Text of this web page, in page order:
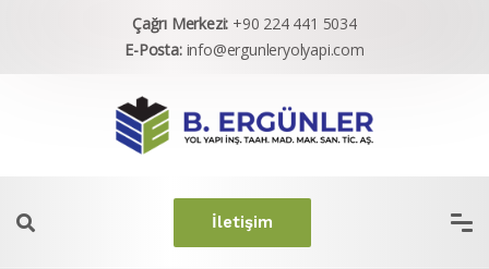
Çağrı Merkezi: +90 224 441 5034
E-Posta: info@ergunleryolyapi.com
İletişim